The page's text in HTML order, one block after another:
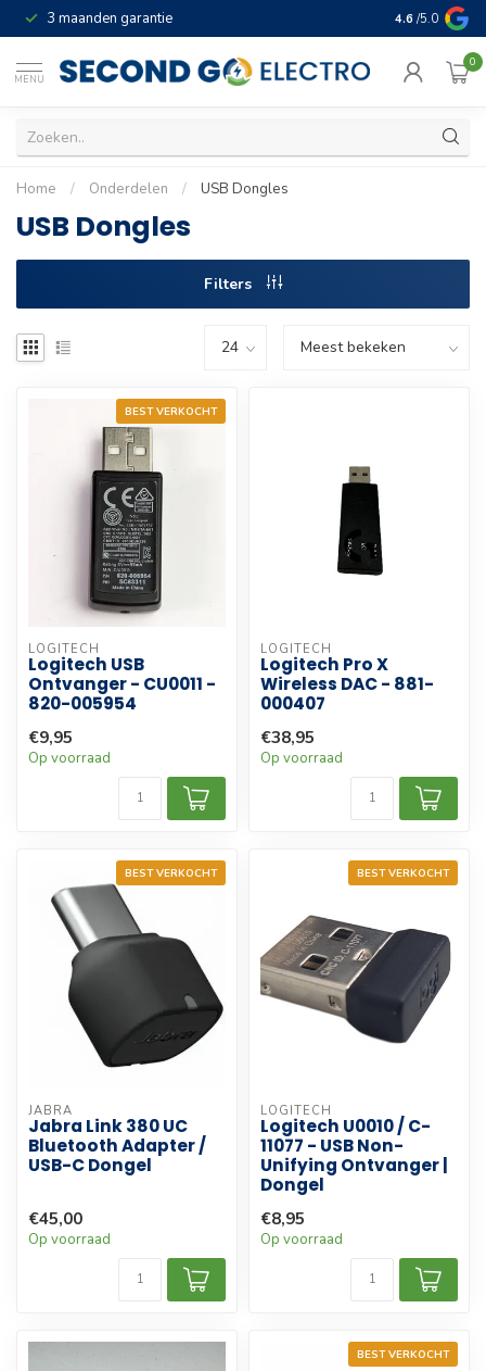
3 maanden garantie Geld terug
4.6 /5.0
MENU
0
Home / Onderdelen / USB Dongles
USB Dongles
Filters
BEST VERKOCHT
LOGITECH
Logitech USB
Ontvanger - CU0011 -
820-005954
€9,95
Op voorraad
LOGITECH
Logitech Pro X
Wireless DAC - 881-
000407
€38,95
Op voorraad
BEST VERKOCHT
JABRA
Jabra Link 380 UC
Bluetooth Adapter /
USB-C Dongel
€45,00
Op voorraad
BEST VERKOCHT
LOGITECH
Logitech U0010 / C-
11077 - USB Non-
Unifying Ontvanger |
Dongel
€8,95
Op voorraad
BEST VERKOCHT